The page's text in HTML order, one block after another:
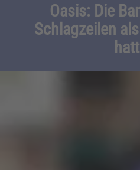
Oasis: Die
Schlagzeilen